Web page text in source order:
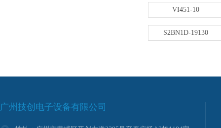
VI451-10
S2BN1D-19130
广州技创电子设备有限公司